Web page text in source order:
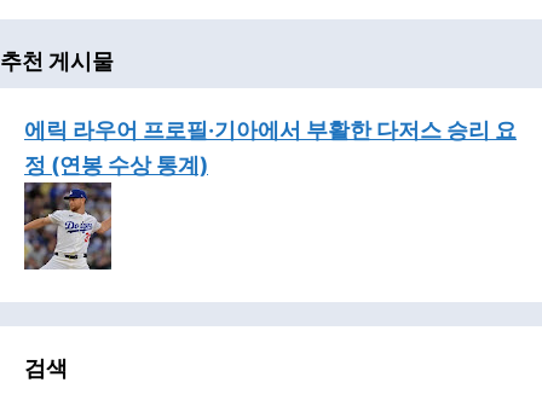
추천 게시물
에릭 라우어 프로필·기아에서 부활한 다저스 승리 요
정 (연봉 수상 통계)
검색